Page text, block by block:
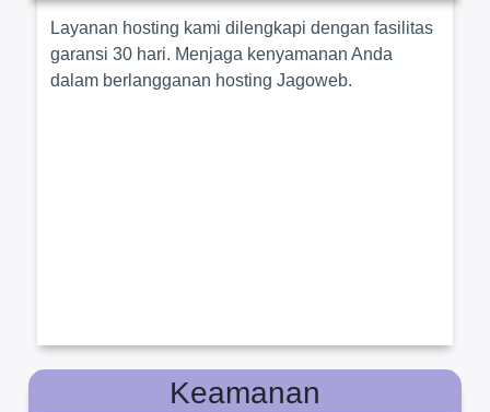
Layanan hosting kami dilengkapi dengan fasilitas
garansi 30 hari. Menjaga kenyamanan Anda
dalam berlangganan hosting Jagoweb.
Keamanan